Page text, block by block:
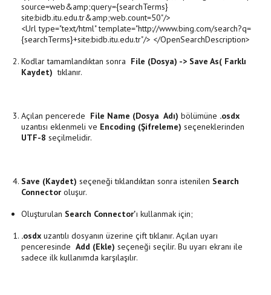
source=web&amp;query={searchTerms}
site:bidb.itu.edu.tr&amp;web.count=50"/>
<Url type="text/html" template="http://www.bing.com/search?q=
{searchTerms}+site:bidb.itu.edu.tr"/> </OpenSearchDescription>
Kodlar tamamlandıktan sonra File (Dosya) -> Save As( Farklı
Kaydet) tıklanır.
Açılan pencerede File Name (Dosya Adı) bölümüne .osdx
uzantısı eklenmeli ve Encoding (Şifreleme) seçeneklerinden
UTF-8 seçilmelidir.
Save (Kaydet) seçeneği tıklandıktan sonra istenilen Search
Connector oluşur.
Oluşturulan Search Connector'ı kullanmak için;
.osdx uzantılı dosyanın üzerine çift tıklanır. Açılan uyarı
penceresinde Add (Ekle) seçeneği seçilir. Bu uyarı ekranı ile
sadece ilk kullanımda karşılaşılır.